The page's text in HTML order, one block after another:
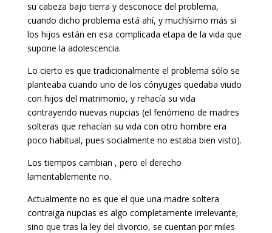
su cabeza bajo tierra y desconoce del problema,
cuando dicho problema está ahí, y muchísimo más si
los hijos están en esa complicada etapa de la vida que
supone la adolescencia.
Lo cierto es que tradicionalmente el problema sólo se
planteaba cuando uno de los cónyuges quedaba viudo
con hijos del matrimonio, y rehacía su vida
contrayendo nuevas nupcias (el fenómeno de madres
solteras que rehacían su vida con otro hombre era
poco habitual, pues socialmente no estaba bien visto).
Los tiempos cambian , pero el derecho
lamentablemente no.
Actualmente no es que el que una madre soltera
contraiga nupcias es algo completamente irrelevante;
sino que tras la ley del divorcio, se cuentan por miles